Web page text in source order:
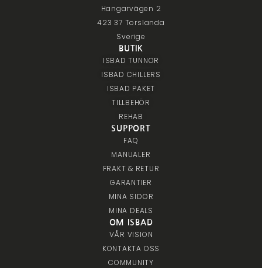
Hangarvägen 2
423 37 Torslanda
Sverige
BUTIK
ISBAD TUNNOR
ISBAD CHILLERS
ISBAD PAKET
TILLBEHÖR
REHAB
SUPPORT
FAQ
MANUALER
FRAKT & RETUR
GARANTIER
MINA SIDOR
MINA DEALS
OM ISBAD
VÅR VISION
KONTAKTA OSS
COMMUNITY